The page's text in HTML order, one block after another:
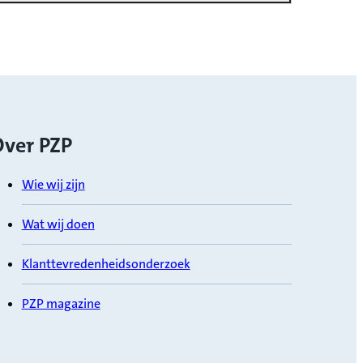
PZP
Wie wij zijn
Wat wij doen
Klanttevredenheidsonderzoek
PZP magazine